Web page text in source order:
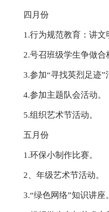
四月份
1.行为规范教育：讲文
2.号召班级学生争做合
3.参加“寻找英烈足迹”
4.参加主题队会活动。
5.组织艺术节活动。
五月份
1.环保小制作比赛。
2、年级艺术节活动。
3.“绿色网络”知识讲座。